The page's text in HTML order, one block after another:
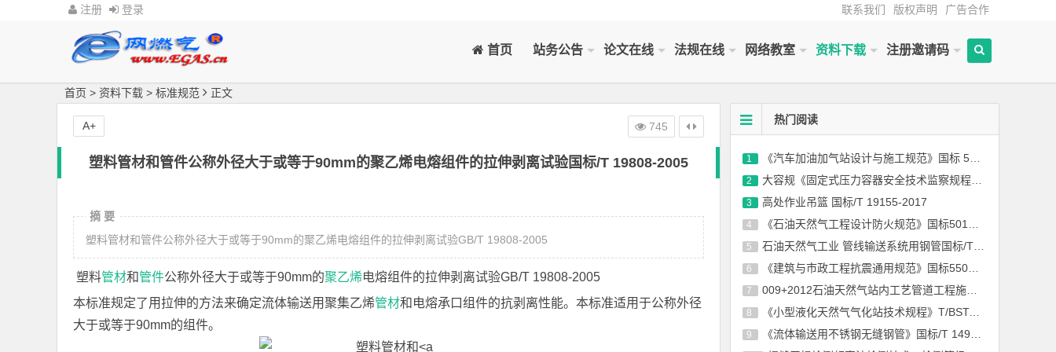
注册 登录 联系我们 版权声明 广告合作
首页 站务公告 论文在线 法规在线 网络教室 资料下载 注册邀请码
首页 > 资料下载 > 标准规范 正文
塑料管材和管件公称外径大于或等于90mm的聚乙烯电熔组件的拉伸剥离试验国标/T 19808-2005
摘 要
塑料管材和管件公称外径大于或等于90mm的聚乙烯电熔组件的拉伸剥离试验GB/T 19808-2005
塑料管材和管件公称外径大于或等于90mm的聚乙烯电熔组件的拉伸剥离试验GB/T 19808-2005
本标准规定了用拉伸的方法来确定流体输送用聚集乙烯管材和电熔承口组件的抗剥离性能。本标准适用于公称外径
大于或等于90mm的组件。
745
A+ 热门阅读
1 《汽车加油加气站设计与施工规范》国标 50156-2012(2014年版)
2 大容规《固定式压力容器安全技术监察规程》TSG 21-2016
3 高处作业吊篮 国标/T 19155-2017
4 《石油天然气工程设计防火规范》国标50183-2004-2015
5 石油天然气工业 管线输送系统用钢管国标/T 9711-2017
6 《建筑与市政工程抗震通用规范》国标55002-2021
7 009+2012石油天然气站内工艺管道工程施工规范国标 50540-2009（2012年版）
8 《小型液化天然气气化站技术规程》T/BSTAUM 001-2017下载
9 《流体输送用不锈钢无缝钢管》国标/T 14976-2012